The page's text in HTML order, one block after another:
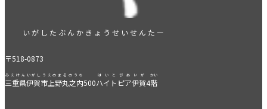
いがしたぶんかきょうせいせんたー
〒518-0873
三重県伊賀市上野丸之内
みえけんいがしうえのまるのうち
500ハイトピア伊賀
はいとぴあいが
4階
かい